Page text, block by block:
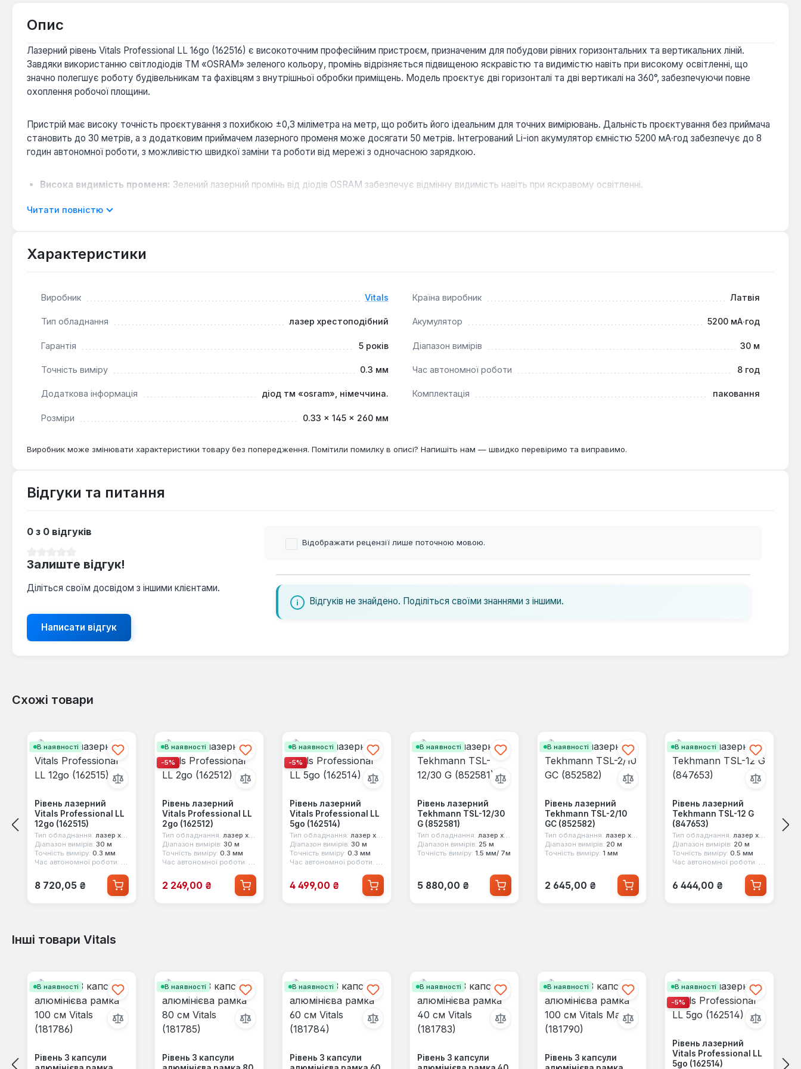
Опис
Лазерний рівень Vitals Professional LL 16go (162516) є високоточним професійним пристроєм, призначеним для побудови рівних горизонтальних та вертикальних ліній.
Завдяки використанню світлодіодів ТМ «OSRAM» зеленого кольору, промінь відрізняється підвищеною яскравістю та видимістю навіть при високому освітленні, що
значно полегшує роботу будівельникам та фахівцям з внутрішньої обробки приміщень. Модель проєктує дві горизонталі та дві вертикалі на 360°, забезпечуючи повне
охоплення робочої площини.
Пристрій має високу точність проєктування з похибкою ±0,3 міліметра на метр, що робить його ідеальним для точних вимірювань. Дальність проєктування без приймача
становить до 30 метрів, а з додатковим приймачем лазерного променя може досягати 50 метрів. Інтегрований Li-ion акумулятор ємністю 5200 мА∙год забезпечує до 8
годин автономної роботи, з можливістю швидкої заміни та роботи від мережі з одночасною зарядкою.
Висока видимість променя: Зелений лазерний промінь від діодів OSRAM забезпечує відмінну видимість навіть при яскравому освітленні.
Висока точність:
Гнучкість використання:
Зручне керування:
розмітці. Він ефективно застосовується при укладанні плитки, монтажі гіпсокартону, встановленні меблів, вирівнюванні стін та інших роботах, де потрібна ідеальна
геометрія. Ударостійкий кейс з м'якою піною забезпечує безпечне транспортування та зберігання пристрою.
Читати повністю
Характеристики
Виробник Vitals Країна виробник Латвія
Тип обладнання лазер хрестоподібний Акумулятор 5200 мА∙год
Гарантія 5 років Діапазон вимірів 30 м
Точність виміру 0.3 мм Час автономної роботи 8 год
Додаткова інформація діод тм «osram», німеччина. Комплектація паковання
Розміри 0.33 × 145 × 260 мм
Виробник може змінювати характеристики товару без попередження. Помітили помилку в описі? Напишіть нам — швидко перевіримо та виправимо.
Відгуки та питання
0 з 0 відгуків
Залиште відгук!
Діліться своїм досвідом з іншими клієнтами.
Написати відгук
Відображати рецензії лише поточною мовою.
Відгуків не знайдено. Поділіться своїми знаннями з іншими.
Схожі товари
В наявності
Рівень лазерний
Vitals Professional LL
12go (162515)
Тип обладнання: лазер хрестоподібний
Діапазон вимірів: 30 м
Точність виміру: 0.3 мм
Час автономної роботи: 8 год
Звичайна ціна:
8 720,05 ₴
В наявності
-5%
Рівень лазерний
Vitals Professional LL
2go (162512)
Тип обладнання: лазер хрестоподібний
Діапазон вимірів: 30 м
Точність виміру: 0.3 мм
Час автономної роботи: 7 год
Ціна продажу:
2 249,00 ₴
В наявності
-5%
Рівень лазерний
Vitals Professional LL
5go (162514)
Тип обладнання: лазер хрестоподібний
Діапазон вимірів: 30 м
Точність виміру: 0.3 мм
Час автономної роботи: 13 год
Ціна продажу:
4 499,00 ₴
В наявності
Рівень лазерний
Tekhmann TSL-12/30
G (852581)
Тип обладнання: лазер хрестоподібний
Діапазон вимірів: 25 м
Точність виміру: 1.5 мм/ 7м
Звичайна ціна:
5 880,00 ₴
В наявності
Рівень лазерний
Tekhmann TSL-2/10
GC (852582)
Тип обладнання: лазер хрестоподібний
Діапазон вимірів: 20 м
Точність виміру: 1 мм
Звичайна ціна:
2 645,00 ₴
В наявності
Рівень лазерний
Tekhmann TSL-12 G
(847653)
Тип обладнання: лазер хрестоподібний
Діапазон вимірів: 20 м
Точність виміру: 0.5 мм
Час автономної роботи: 15 год
Звичайна ціна:
6 444,00 ₴
Інші товари Vitals
В наявності
Рівень 3 капсули
В наявності
Рівень 3 капсули
В наявності
Рівень 3 капсули
В наявності
Рівень 3 капсули
В наявності
Рівень 3 капсули
В наявності
-5%
Рівень лазерний
Vitals Professional LL
5go (162514)